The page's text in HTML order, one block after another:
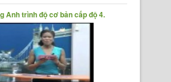
Anh trình độ cơ bản cấp độ 4.